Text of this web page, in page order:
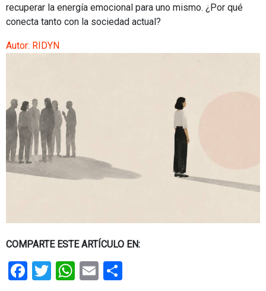
recuperar la energía emocional para uno mismo. ¿Por qué
conecta tanto con la sociedad actual?
Autor: RIDYN
COMPARTE ESTE ARTÍCULO EN:
Facebook
Twitter
WhatsApp
Email